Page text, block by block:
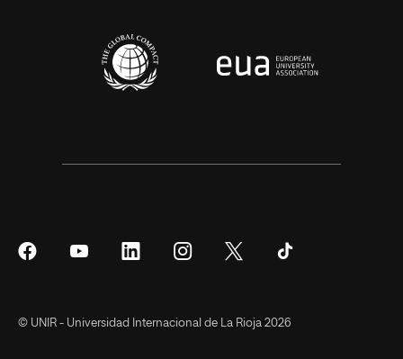
SíguenosSíguenos
SíguenosSíguenos
Síguenos
© UNIR - Universidad Internacional de La Rioja 2026